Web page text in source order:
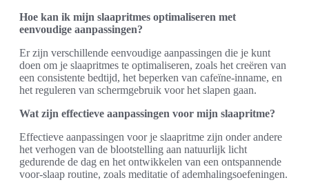
Hoe kan ik mijn slaapritmes optimaliseren met
eenvoudige aanpassingen?
Er zijn verschillende eenvoudige aanpassingen die je kunt
doen om je slaapritmes te optimaliseren, zoals het creëren van
een consistente bedtijd, het beperken van cafeïne-inname, en
het reguleren van schermgebruik voor het slapen gaan.
Wat zijn effectieve aanpassingen voor mijn slaapritme?
Effectieve aanpassingen voor je slaapritme zijn onder andere
het verhogen van de blootstelling aan natuurlijk licht
gedurende de dag en het ontwikkelen van een ontspannende
voor-slaap routine, zoals meditatie of ademhalingsoefeningen.